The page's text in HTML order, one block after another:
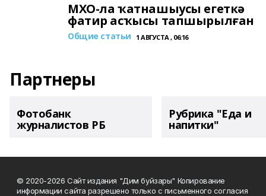
МХО-ла ҡатнашыусы егеткә
фатир асҡысы тапшырылған
Общие статьи 1 АВГУСТА , 06:16
Партнеры
Фотобанк
журналистов РБ
Рубрика "Еда и
напитки"
© 2020-2026 Сайт издания "Дим буйзары" Копирование
информации сайта разрешено только с письменного согласия